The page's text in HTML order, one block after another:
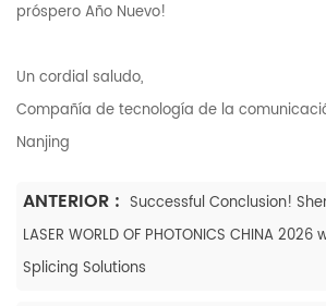
próspero Año Nuevo!
Un cordial saludo,
Compañía de tecnología de la
Nanjing
ANTERIOR : Successful Conclusion!
LASER WORLD OF PHOTONICS CHINA
Splicing Solutions